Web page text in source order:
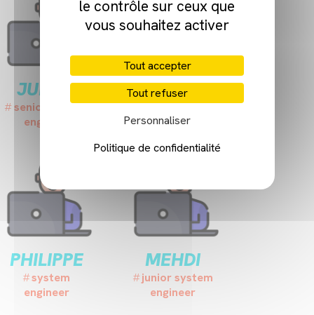
le contrôle sur ceux que
vous souhaitez activer
Tout accepter
Tout refuser
Personnaliser
Politique de confidentialité
JULIEN
senior system
engineer
SIMON
principal
system engineer
PHILIPPE
system
engineer
MEHDI
junior system
engineer